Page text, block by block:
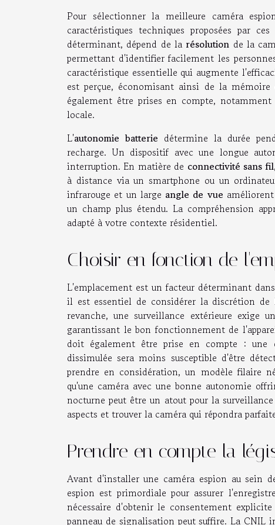
Pour sélectionner la meilleure caméra
caractéristiques techniques proposées par
déterminant, dépend de la résolution de la
permettant d'identifier facilement les
caractéristique essentielle qui augmente
est perçue, économisant ainsi de la
également être prises en compte,
locale.
L'autonomie batterie détermine la durée
recharge. Un dispositif avec une longue
interruption. En matière de connectivité sans fil
à distance via un smartphone ou un
infrarouge et un large angle de vue
un champ plus étendu. La compréhension
adapté à votre contexte résidentiel.
Choisir en fonction de
L'emplacement est un facteur déterminant
il est essentiel de considérer la discrétion
revanche, une surveillance extérieure exige
garantissant le bon fonctionnement de
doit également être prise en compte : une
dissimulée sera moins susceptible d'être
prendre en considération, un modèle filaire
qu'une caméra avec une bonne autonomie
nocturne peut être un atout pour la
aspects et trouver la caméra qui répondra
Prendre en compte la
Avant d'installer une caméra espion au sein
espion est primordiale pour assurer
nécessaire d'obtenir le consentement
panneau de signalisation peut suffire. La CNIL